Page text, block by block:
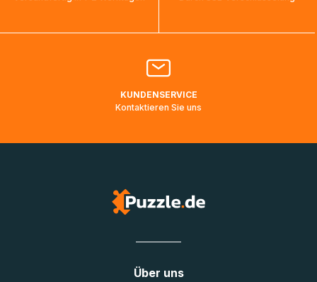
bearbeitet werden.
Bitte kontaktieren Sie denKundenservicefalls Ihr Paket
Lieferadressen in Deutschland oder Europa mehrere Tage
KUNDENSERVICE
Kontaktieren Sie uns
Über uns